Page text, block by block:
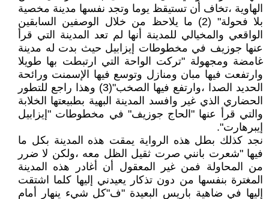
الهاوية ،تخاف أن تستيقظ يوما وتجد نفسها مدينة مخصية
بلا فحولة" (2) ما يلاحظ من خلال الوصفين السابقين
الواقعي والمخيالي للمدينة أنها لم تعد المدينة التي قرأ
عنها جوزيف في مخطوطات إيزابيل حيث بدت له مدينة
غامضة ومجهولة "تركت الواحة التي ارتبطت بها طويلا
وارتفعت فيها مبان ومنازل وتوسع فيها الإسمنت ورائحة
الحديد الصدا ،وارتفع فيها الصخب"(3) وهذا راجع للتطور
الحضاري الذي غير وافسد المدينة البهية بطبيعتها الخلابة
والتي قرأ عنها "الحاج جوزيف" في مخطوطات "إيزابيل
إيبرهارت".
نجد كذلك بطل هذه الرواية يمقت هذه المدينة بكل ما
فيها "شعرت بانني صرت ثقيل الظل معه ،ولكن لا ضرر
من المحاولة فمن غير المعقول أن أغادر هذه المدينة
المغترة بنفسها من دون تذكار يعيدني إليها كلما اشتقت
إليها في ضاهية باريس البعيدة "ف"كل شيء ينهار أمام